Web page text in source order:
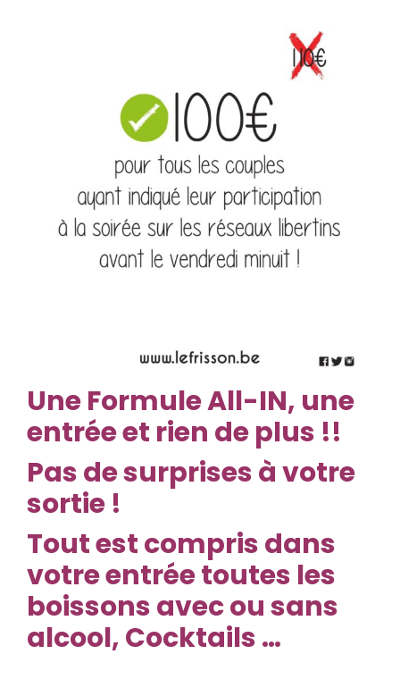
UneFormule All-IN, une
entrée et rien de plus !!
Pas de surprises à votre
sortie !
Tout est compris dans
votre entrée toutes les
boissons avec ou sans
alcool, Cocktails …